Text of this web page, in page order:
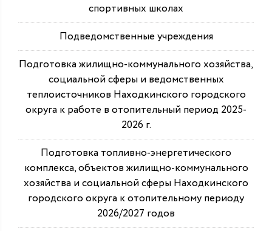
спортивных школах
Подведомственные учреждения
Подготовка жилищно-коммунального хозяйства,
социальной сферы и ведомственных
теплоисточников Находкинского городского
округа к работе в отопительный период 2025-
2026 г.
Подготовка топливно-энергетического
комплекса, объектов жилищно-коммунального
хозяйства и социальной сферы Находкинского
городского округа к отопительному периоду
2026/2027 годов